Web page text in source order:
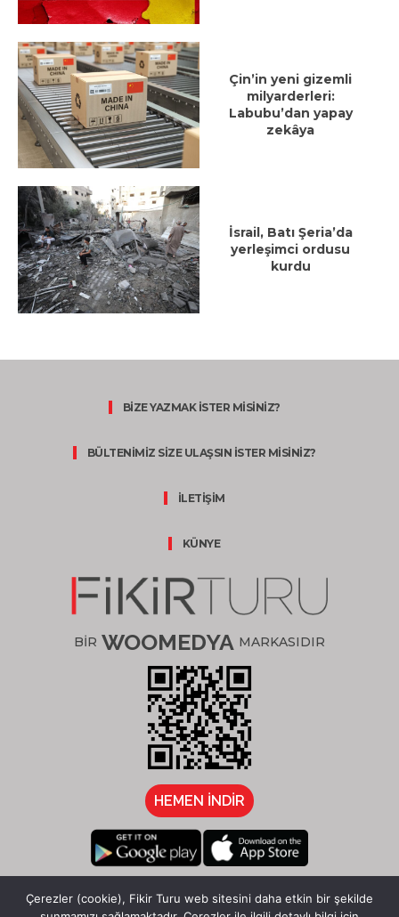
Çin’in yeni gizemli
milyarderleri:
Labubu’dan yapay
zekâya
İsrail, Batı Şeria’da
yerleşimci ordusu
kurdu
BİZE YAZMAK İSTER MİSİNİZ?
BÜLTENİMİZ SİZE ULAŞSIN İSTER MİSİNİZ?
İLETİŞİM
KÜNYE
BİR WOOMEDYA MARKASIDIR
HEMEN İNDİR
Çerezler (cookie), Fikir Turu web sitesini daha etkin bir şekilde